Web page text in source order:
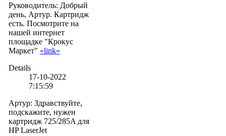
Руководитель: Добрый
день, Артур. Картридж
есть. Посмотрите на
нашей интернет
площадке "Крокус
Маркет" «link»
Details
17-10-2022
7:15:59
Артур: Здравствуйте,
подскажите, нужен
картридж 725/285A для
HP LaserJet